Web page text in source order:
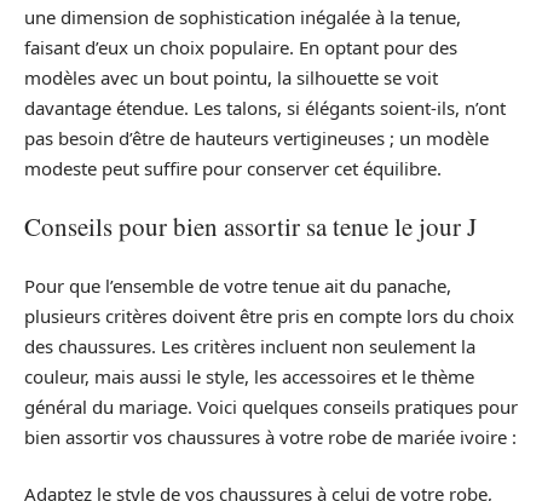
une dimension de sophistication inégalée à la tenue,
faisant d’eux un choix populaire. En optant pour des
modèles avec un bout pointu, la silhouette se voit
davantage étendue. Les talons, si élégants soient-ils, n’ont
pas besoin d’être de hauteurs vertigineuses ; un modèle
modeste peut suffire pour conserver cet équilibre.
Conseils pour bien assortir sa tenue le jour J
Pour que l’ensemble de votre tenue ait du panache,
plusieurs critères doivent être pris en compte lors du choix
des chaussures. Les critères incluent non seulement la
couleur, mais aussi le style, les accessoires et le thème
général du mariage. Voici quelques conseils pratiques pour
bien assortir vos chaussures à votre robe de mariée ivoire :
Adaptez le style de vos chaussures à celui de votre robe,